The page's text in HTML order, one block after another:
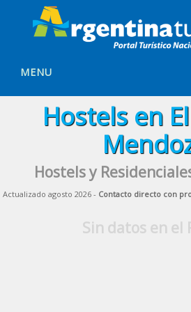
MENU
Hostels en
Hostels y
Actualizado agosto 2026 - Contacto directo con
Sin datos en el